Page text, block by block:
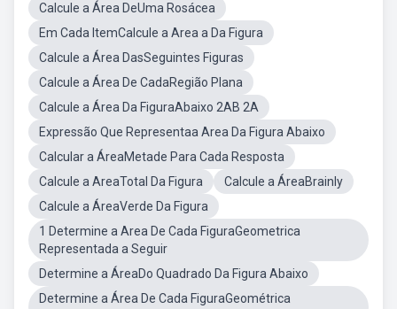
Calcule a Área DeUma Rosácea
Em Cada ItemCalcule a Area a Da Figura
Calcule a Área DasSeguintes Figuras
Calcule a Área De CadaRegião Plana
Calcule a Área Da FiguraAbaixo 2AB 2A
Expressão Que Representaa Area Da Figura Abaixo
Calcular a ÁreaMetade Para Cada Resposta
Calcule a AreaTotal Da Figura
Calcule a ÁreaBrainly
Calcule a ÁreaVerde Da Figura
1 Determine a Area De Cada FiguraGeometrica
Representada a Seguir
Determine a ÁreaDo Quadrado Da Figura Abaixo
Determine a Área De Cada FiguraGeométrica